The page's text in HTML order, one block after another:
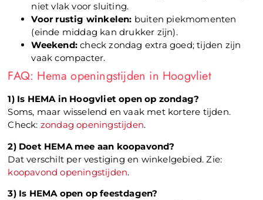
niet vlak voor sluiting.
Voor rustig winkelen: buiten piekmomenten
(einde middag kan drukker zijn).
Weekend: check zondag extra goed; tijden zijn
vaak compacter.
FAQ: Hema openingstijden in Hoogvliet
1) Is HEMA in Hoogvliet open op zondag?
Soms, maar wisselend en vaak met kortere tijden.
Check: zondag openingstijden.
2) Doet HEMA mee aan koopavond?
Dat verschilt per vestiging en winkelgebied. Zie:
koopavond openingstijden.
3) Is HEMA open op feestdagen?